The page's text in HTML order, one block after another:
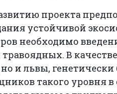
проекта
устойчивой
необходимо
В
но и львы,
такого уровня